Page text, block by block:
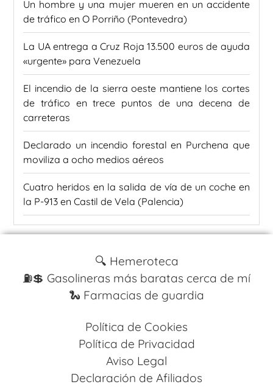
Un hombre y una mujer mueren en un accidente
de tráfico en O Porriño (Pontevedra)
La UA entrega a Cruz Roja 13.500 euros de ayuda
«urgente» para Venezuela
El incendio de la sierra oeste mantiene los cortes
de tráfico en trece puntos de una decena de
carreteras
Declarado un incendio forestal en Purchena que
moviliza a ocho medios aéreos
Cuatro heridos en la salida de vía de un coche en
la P-913 en Castil de Vela (Palencia)
🔍 Hemeroteca
⛽️💲 Gasolineras más baratas cerca de mí
🐍 Farmacias de guardia
Política de Cookies
Política de Privacidad
Aviso Legal
Declaración de Afiliados